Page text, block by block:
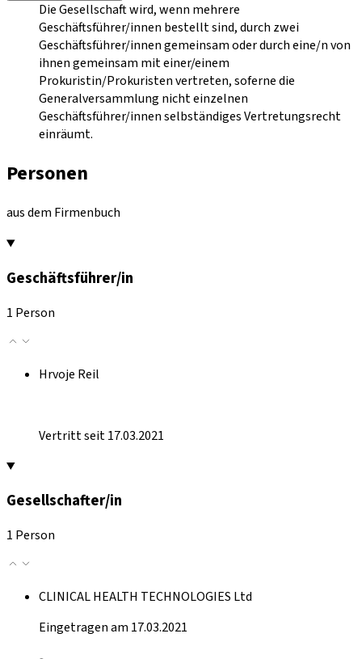
Die Gesellschaft wird, wenn mehrere
Geschäftsführer/innen bestellt sind, durch zwei
Geschäftsführer/innen gemeinsam oder durch eine/n von
ihnen gemeinsam mit einer/einem
Prokuristin/Prokuristen vertreten, soferne die
Generalversammlung nicht einzelnen
Geschäftsführer/innen selbständiges Vertretungsrecht
einräumt.
Personen
aus dem Firmenbuch
Geschäftsführer/in
1 Person
Hrvoje Reil
Vertritt seit 17.03.2021
Gesellschafter/in
1 Person
CLINICAL HEALTH TECHNOLOGIES Ltd
Eingetragen am 17.03.2021